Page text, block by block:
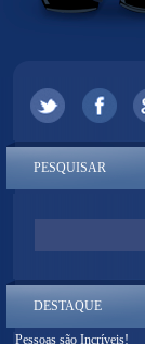
PESQUISAR
DESTAQUE
Pessoas são Incríveis!